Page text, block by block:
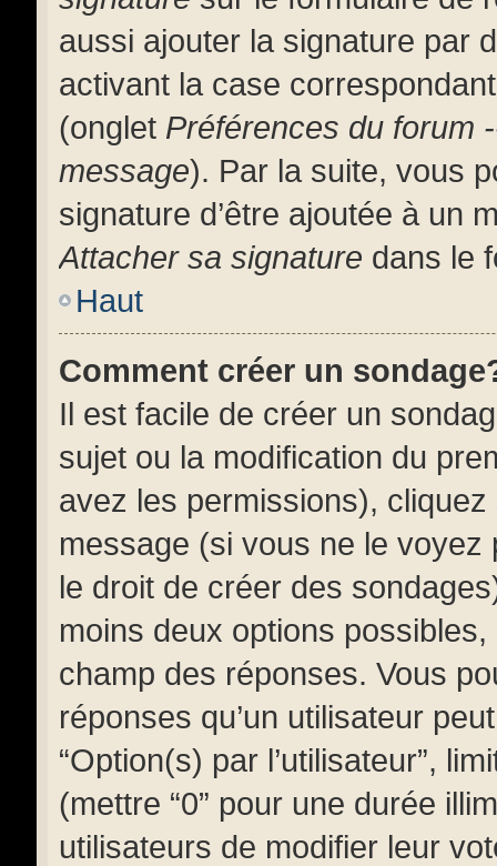
aussi ajouter la signature par
activant la case
(onglet Préférences du forum
message). Par la suite, vous
signature d’être ajoutée à un
Attacher sa signature dans le
Haut
Comment créer un
Il est facile de créer un
sujet ou la modification du
avez les permissions), cliquez
message (si vous ne le voyez
le droit de créer des
moins deux options
champ des réponses. Vous
réponses qu’un utilisateur
“Option(s) par l’utilisateur”,
(mettre “0” pour une durée
utilisateurs de modifier leur